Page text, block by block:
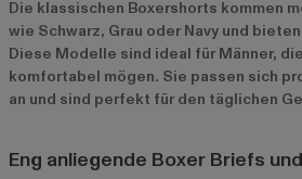
Die klassischen Boxershorts kommen
wie Schwarz, Grau oder Navy und
Diese Modelle sind ideal für Männer,
komfortabel mögen. Sie passen sich
an und sind perfekt für den täglichen
Eng anliegende Boxer Briefs